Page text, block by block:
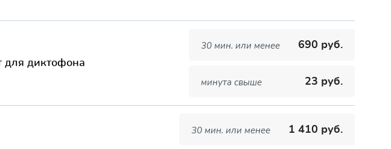
для диктофона
30 мин. или менее 690 руб.
минута свыше 23 руб.
30 мин. или менее 1 410 руб.